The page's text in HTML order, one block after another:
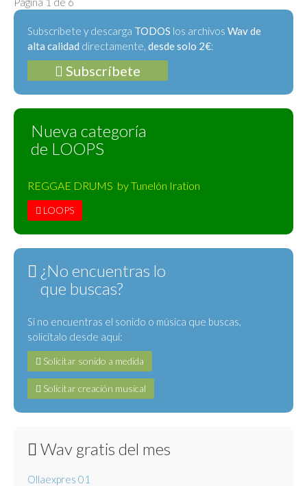
Subscríbete y descarga TODOS los archivos Wav de
alta calidad directamente, desde solo 2€:
Subscríbete
Nueva categoría
de LOOPS
REGGAE DRUMS by Tunelón Iration
LOOPS
¿No encuentras lo
que buscas?
Si no encuentras el sonido o música que buscas,
solicítalo desde aquí:
Solicitar sonido a medida
Solicitar creación musical
Wav gratis del mes
Ollaexpres 01